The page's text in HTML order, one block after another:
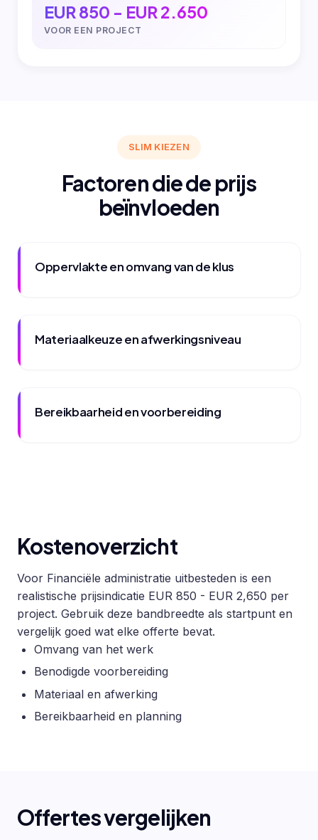
EUR 850 - EUR 2.650
VOOR EEN PROJECT
SLIM KIEZEN
Factoren die de prijs
beïnvloeden
Oppervlakte en omvang van de klus
Materiaalkeuze en afwerkingsniveau
Bereikbaarheid en voorbereiding
Kostenoverzicht
Voor Financiële administratie uitbesteden is een
realistische prijsindicatie EUR 850 - EUR 2,650 per
project. Gebruik deze bandbreedte als startpunt en
vergelijk goed wat elke offerte bevat.
Omvang van het werk
Benodigde voorbereiding
Materiaal en afwerking
Bereikbaarheid en planning
Offertes vergelijken